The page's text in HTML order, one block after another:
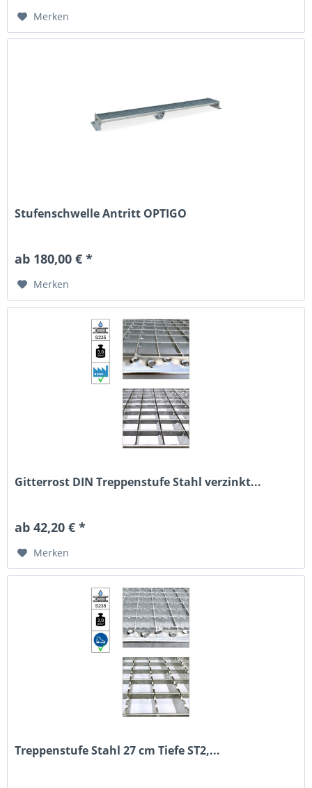
Merken
Stufenschwelle Antritt OPTIGO
ab 180,00 € *
Merken
Gitterrost DIN Treppenstufe Stahl verzinkt...
ab 42,20 € *
Merken
Treppenstufe Stahl 27 cm Tiefe ST2,...